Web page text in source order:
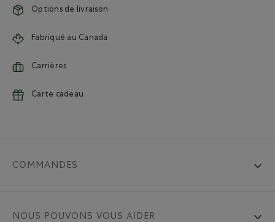
Options de livraison
Fabriqué au Canada
Carrières
Carte cadeau
COMMANDES
NOUS POUVONS VOUS AIDER